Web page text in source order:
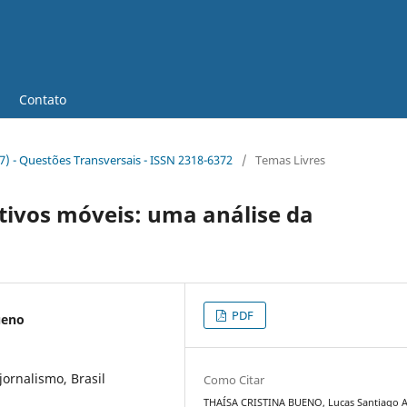
Contato
- Questões Transversais - ISSN 2318-6372 / Temas Livres
móveis: uma análise da
Brasil
PDF
Como Citar
THAÍSA CRISTINA BUENO, Lucas Santiago